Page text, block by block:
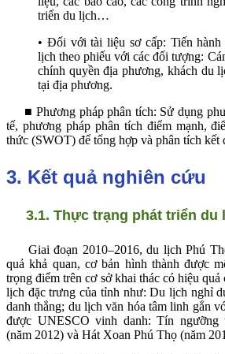
triển du lịch…
• Đối với tài liệu sơ cấp: Tiến
lịch theo phiếu với các đối tượng:
chính quyền địa phương, khách du
tại địa phương.
■Phương pháp phân tích: Sử dụng
tế, phương pháp phân tích điểm mạnh,
thức (SWOT) để tổng hợp và phân tích kết
3. Kết quả nghiên cứu
3.1. Thực trạng phát triển du
Giai đoạn 2010–2016, du lịch Phú
quả khả quan, cơbản hình thành được
trọng điểm trên cơ sở khai thác có hiệu
lịch đặc trưng của tỉnh như: Du lịch nghỉ
danh thắng; du lịch văn hóa tâm linh gắn
được UNESCO vinh danh: Tín
(năm 2012) và Hát Xoan Phú Thọ (năm